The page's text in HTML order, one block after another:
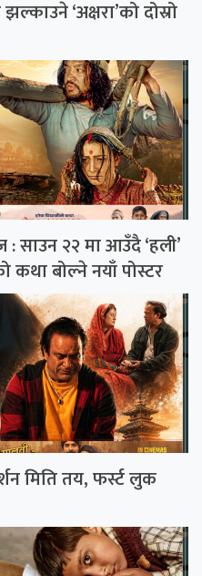
‘अक्षरा’को दोस्रो
२२ मा आउँदै ‘हली’
कथा बोल्ने नयाँ पोस्टर
मिति तय, फर्स्ट लुक